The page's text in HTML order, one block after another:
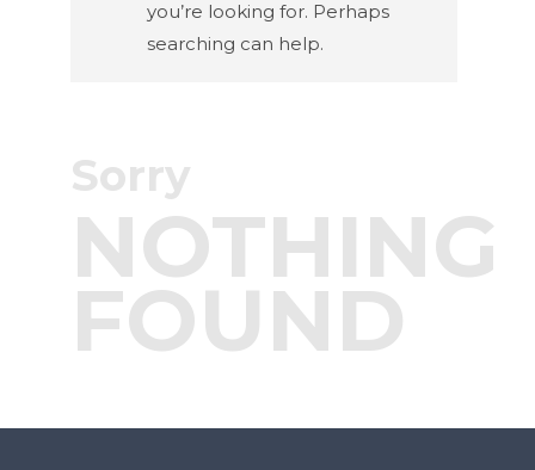
you’re looking for. Perhaps
searching can help.
Sorry
NOTHING
FOUND